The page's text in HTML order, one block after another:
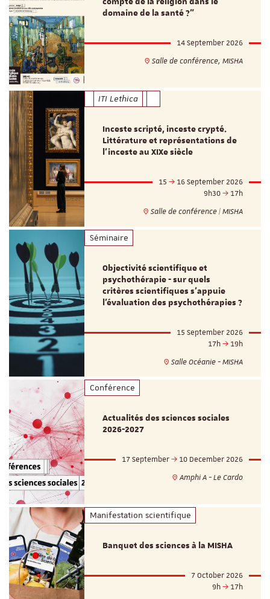
domaine de la santé ?"
14 September 2026
Salle de conférence, MISHA
ITI Lethica
Inceste scripté, inceste crypté.
Littérature et représentations de
l’inceste au XIXe siècle
15
16 September 2026
9h30
17h
Salle de conférence | MISHA
Séminaire
Objectivité scientifique et
psychothérapie - sur quels
critères scientifiques s'appuie
l'évaluation des psychothérapies ?
15 September 2026
17h
19h
Salle Océanie - MISHA
Conférence
Actualités des sciences sociales
2026-2027
17 September
10 December 2026
Amphi A - Le Cardo
Manifestation scientifique
Banquet des sciences à la MISHA
7 October 2026
9h
17h